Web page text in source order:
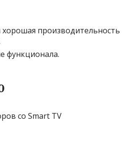
производительность
функционала.